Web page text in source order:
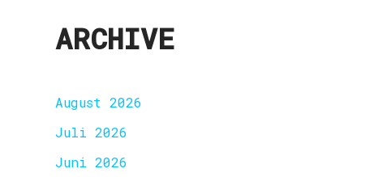
ARCHIVE
August 2026
Juli 2026
Juni 2026